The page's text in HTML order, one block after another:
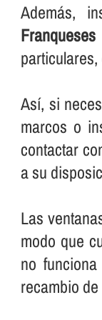
Además,
Así­, si
marcos o
contactar
a su
Las
modo que
no
recambio